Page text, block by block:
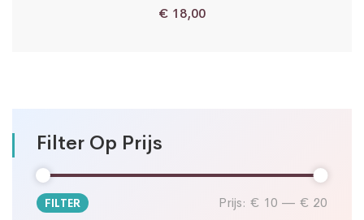
Filter Op Prijs
Min.
Max.
FILTER Prijs: € 10 — € 20
€ 18,00